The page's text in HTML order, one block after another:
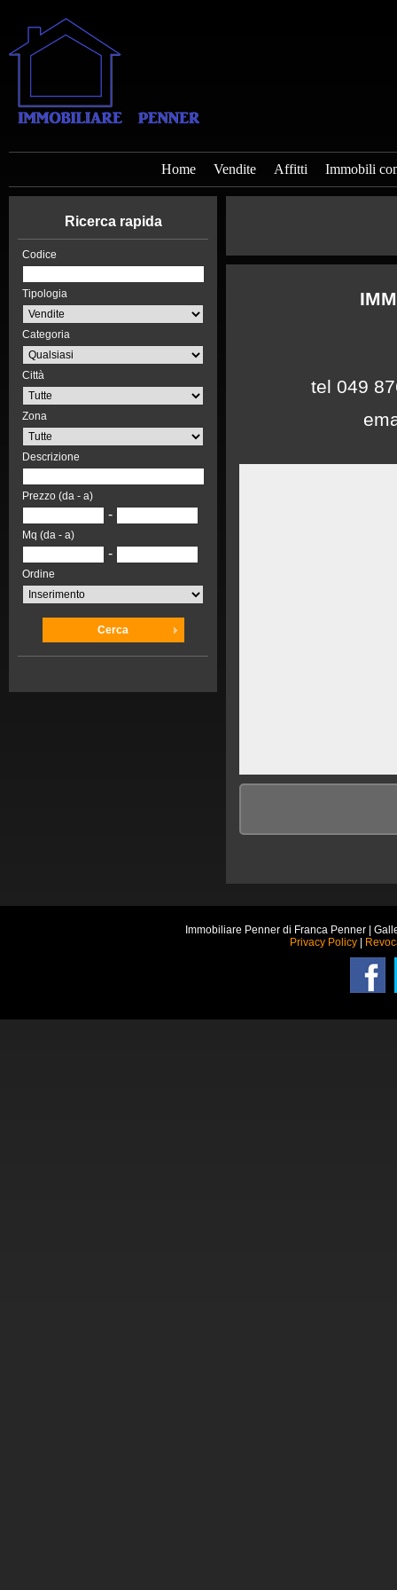
Home Vendite Affitti Immobili
Ricerca rapida
Codice
Tipologia
Categoria
Città
Zona
Descrizione
Prezzo (da - a)
-
Mq (da - a)
-
Ordine
Cerca
tel 049
Immobiliare Penner di Franca Penner |
Privacy Policy|